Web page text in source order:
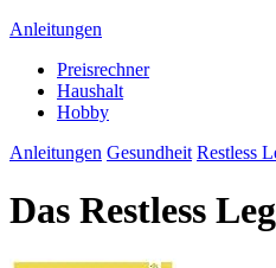
Anleitungen
Preisrechner
Haushalt
Hobby
Anleitungen Gesundheit Restless
Das Restless